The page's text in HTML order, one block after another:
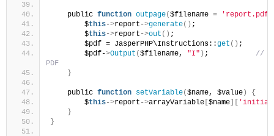
    public
function outpage($filename = 'report.pdf'
        $
this->report->generate() ;
        $
this->report->out () ;
        $pdf = JasperPHP\Instructions::
get () ;
        $pdf-
>Output ($filename, "I" ) ; //
PDF
}
    public
function setVariable($name, $value)
{
        $
this->report->arrayVariable [$name][
}
}